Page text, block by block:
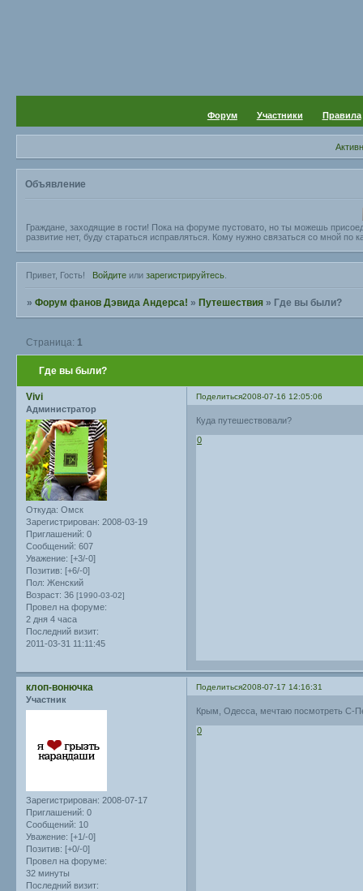
Форум Участники Правила
Объявление
Граждане, заходящие в гости! Пока на форуме пустовато, но ты можешь
развитие нет, буду стараться исправляться. Кому нужно связаться со мной
Привет, Гость! Войдитеили зарегистрируйтесь.
»Форум фанов Дэвида Андерса! »Путешествия » Где вы были?
Где вы были?
Страница: 1
Поделиться2008-07-16 12:05:06
Vivi
Администратор
Откуда: Омск
Зарегистрирован: 2008-03-19
Приглашений: 0
Сообщений: 607
Уважение: [+3/-0]
Позитив: [+6/-0]
Пол: Женский
Возраст: 36 [1990-03-02]
Провел на форуме:
2 дня 4 часа
Последний визит:
2011-03-31 11:11:45
Куда путешествовали?
0
Поделиться2008-07-17 14:16:31
клоп-вонючка
Участник
Зарегистрирован: 2008-07-17
Приглашений: 0
Сообщений: 10
Уважение: [+1/-0]
Позитив: [+0/-0]
Провел на форуме:
32 минуты
Последний визит:
Крым, Одесса, мечтаю посмотреть С-
0